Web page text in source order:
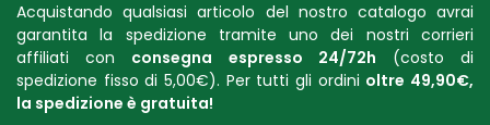
Acquistando qualsiasi articolo del nostro catalogo avrai
garantita la spedizione tramite uno dei nostri corrieri
affiliati con consegna espresso 24/72h (costo di
spedizione fisso di 5,00€). Per tutti gli ordini oltre 49,90€,
la spedizione è gratuita!